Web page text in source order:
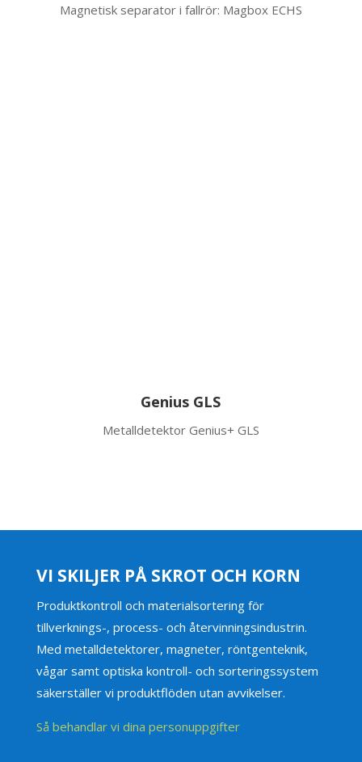
Magnetisk separator i fallrör: Magbox ECHS
Genius GLS
Metalldetektor Genius+ GLS
VI SKILJER PÅ SKROT OCH KORN
Produktkontroll och materialsortering för
tillverknings-, process- och återvinningsindustrin.
Med metalldetektorer, magneter, röntgenteknik,
vågar samt optiska kontroll- och sorteringssystem
säkerställer vi produktflöden utan avvikelser.
Så behandlar vi dina personuppgifter